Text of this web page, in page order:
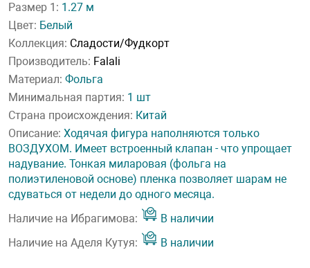
Размер 1: 1.27 м
Цвет: Белый
Коллекция: Сладости/Фудкорт
Производитель: Falali
Материал: Фольга
Минимальная партия: 1 шт
Страна происхождения: Китай
Описание: Ходячая фигура наполняются только
ВОЗДУХОМ. Имеет встроенный клапан - что упрощает
надувание. Тонкая миларовая (фольга на
полиэтиленовой основе) пленка позволяет шарам не
сдуваться от недели до одного месяца.
Наличие на Ибрагимова:
В наличии
Наличие на Аделя Кутуя:
В наличии